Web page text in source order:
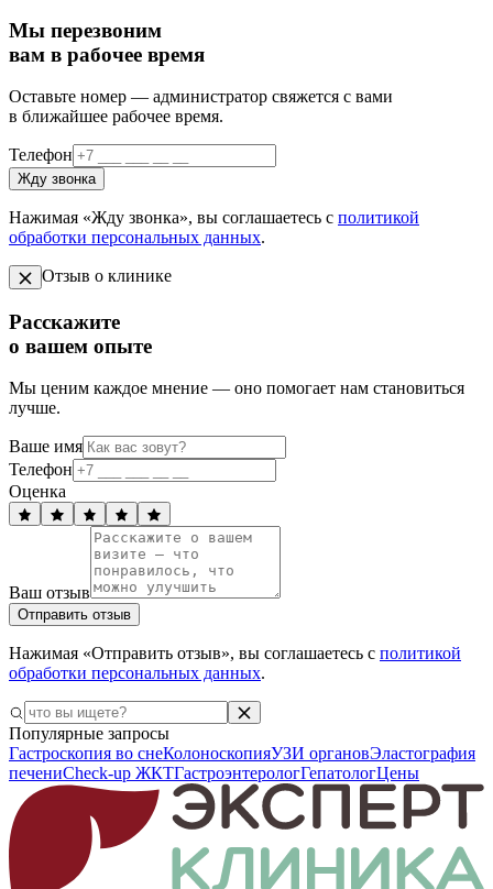
Мы перезвоним
вам в рабочее время
Оставьте номер — администратор свяжется с вами
в ближайшее рабочее время.
Телефон
Жду звонка
Нажимая «Жду звонка», вы соглашаетесь с политикой
обработки персональных данных.
Отзыв о клинике
Расскажите
о вашем опыте
Мы ценим каждое мнение — оно помогает нам становиться
лучше.
Ваше имя
Телефон
Оценка
Ваш отзыв
Отправить отзыв
Нажимая «Отправить отзыв», вы соглашаетесь с политикой
обработки персональных данных.
Популярные запросы
Гастроскопия во снеКолоноскопияУЗИ органовЭластография
печениCheck-up ЖКТГастроэнтерологГепатологЦены